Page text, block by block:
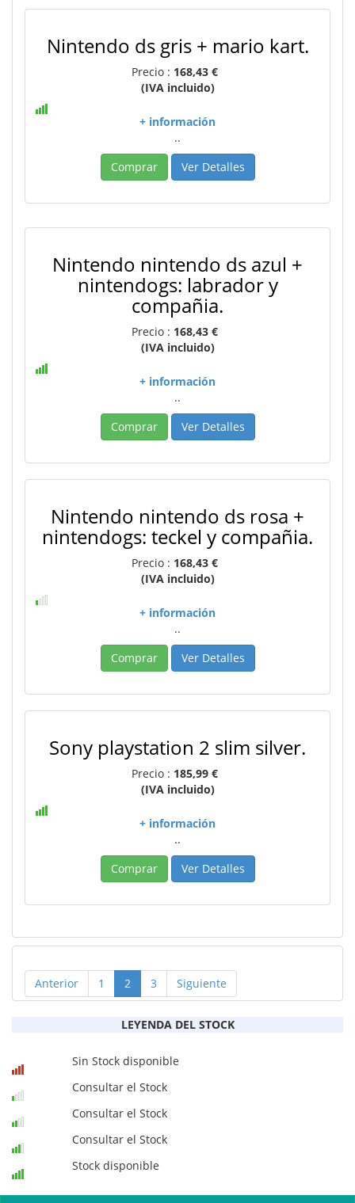
Nintendo ds gris + mario kart.
Precio : 168,43 €
(IVA incluido)
+ información
..
Comprar
Ver Detalles
Nintendo nintendo ds azul +
nintendogs: labrador y
compañia.
Precio : 168,43 €
(IVA incluido)
+ información
..
Comprar
Ver Detalles
Nintendo nintendo ds rosa +
nintendogs: teckel y compañia.
Precio : 168,43 €
(IVA incluido)
+ información
..
Comprar
Ver Detalles
Sony playstation 2 slim silver.
Precio : 185,99 €
(IVA incluido)
+ información
..
Comprar
Ver Detalles
Anterior 1 2 3 Siguiente
LEYENDA DEL STOCK
Sin Stock disponible
Consultar el Stock
Consultar el Stock
Consultar el Stock
Stock disponible